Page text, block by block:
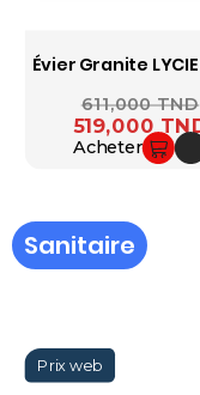
Prix ​​habituel
611,000 TND
519,000
Acheter
Sanitaire